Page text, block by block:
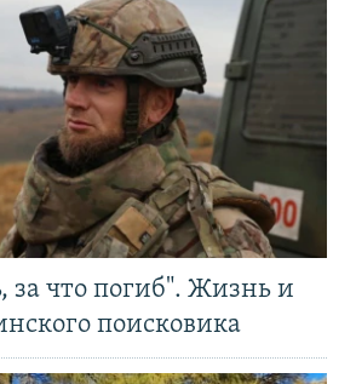
за что погиб". Жизнь и
поисковика